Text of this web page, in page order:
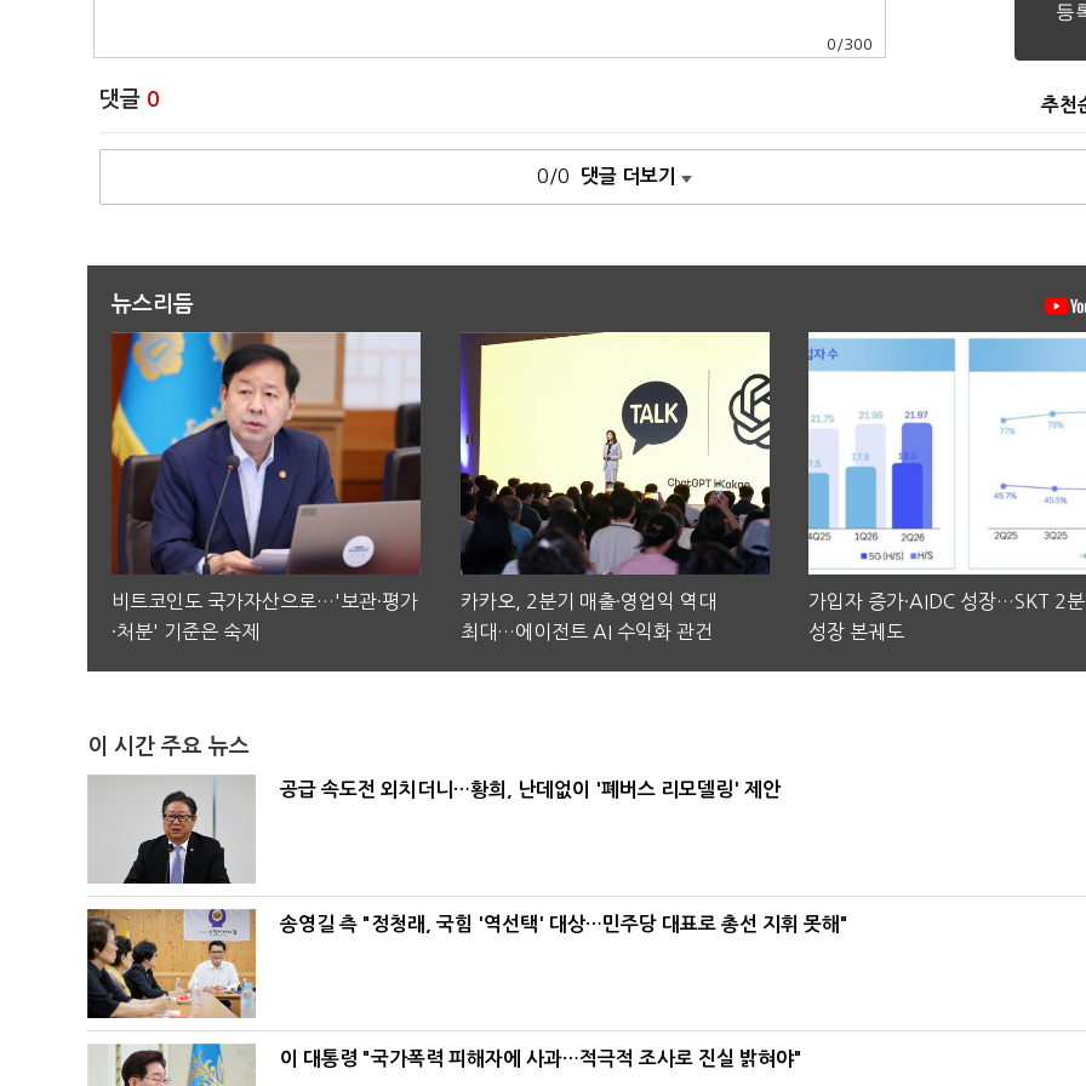
0 /300
댓글 0 추천
0/0 댓글 더보기
뉴스리듬
비트코인도 국가자산으로…'보관·평가
·처분' 기준은 숙제
카카오, 2분기 매출·영업익 역대
최대…에이전트 AI 수익화 관건
가입자 증가·AIDC 성장…SKT 2
성장 본궤도
이 시간 주요 뉴스
공급 속도전 외치더니…황희, 난데없이 '폐버스 리모델링' 제안
송영길 측 "정청래, 국힘 '역선택' 대상…민주당 대표로 총선 지휘 못해"
이 대통령 "국가폭력 피해자에 사과…적극적 조사로 진실 밝혀야"